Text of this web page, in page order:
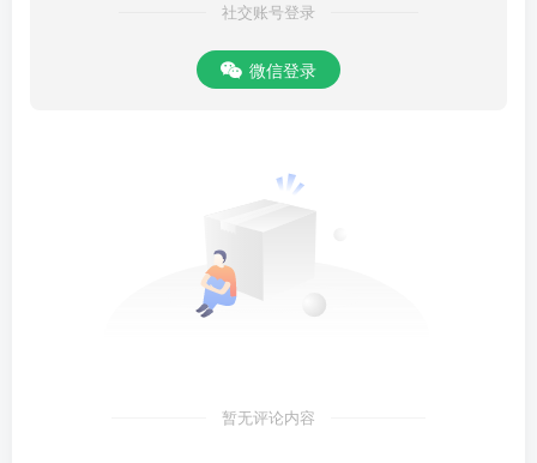
社交账号登录
微信登录
暂无评论内容